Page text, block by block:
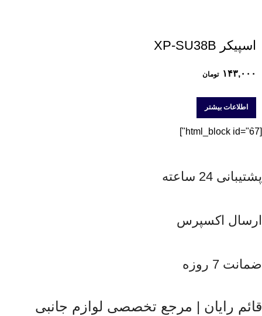
اسپيکر XP-SU38B
۱۴۳,۰۰۰ تومان
اطلاعات بیشتر
[html_block id="67"]
پشتیبانی 24 ساعته
ارسال اکسپرس
ضمانت 7 روزه
قائم رایان | مرجع تخصصی لوازم جانبی